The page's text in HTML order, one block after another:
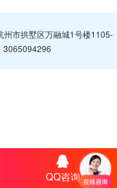
市拱墅区万融城1号楼1105-
3065094296
QQ咨询